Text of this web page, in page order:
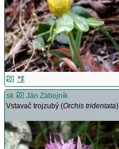
sk
Ján Zábojník
Vstavač trojzubý (Orchis tridentata)